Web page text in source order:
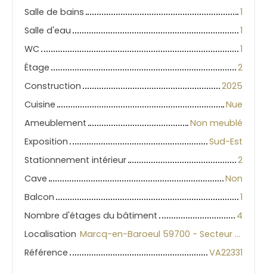
Salle de bains
1
Salle d'eau
1
WC
1
Étage
2
Construction
2025
Cuisine
Nue
Ameublement
Non meublé
Exposition
Sud-Est
Stationnement intérieur
2
Cave
Non
Balcon
1
Nombre d'étages du bâtiment
4
Localisation
Marcq-en-Baroeul 59700 - Secteur Marcq-Wasquehal-Mouvaux
Référence
VA22331